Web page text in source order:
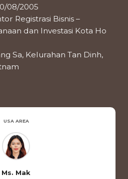
08/2005
Registrasi Bisnis –
dan Investasi Kota Ho
Sa, Kelurahan Tan Dinh,
USA AREA
Ms. Mak